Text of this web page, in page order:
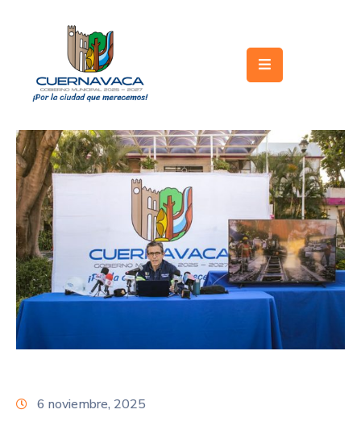
Gobierno
Turismo
Trámites
y
Servicios
Licitaciones
Transparencia
Directorio
6 noviembre, 2025